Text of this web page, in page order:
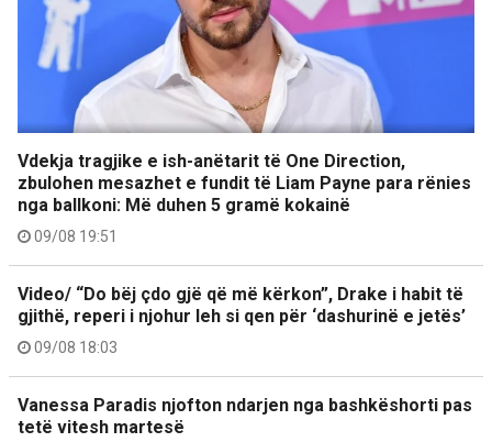
Vdekja tragjike e ish-anëtarit të One Direction,
zbulohen mesazhet e fundit të Liam Payne para rënies
nga ballkoni: Më duhen 5 gramë kokainë
09/08 19:51
Video/ “Do bëj çdo gjë që më kërkon”, Drake i habit të
gjithë, reperi i njohur leh si qen për ‘dashurinë e jetës’
09/08 18:03
Vanessa Paradis njofton ndarjen nga bashkëshorti pas
tetë vitesh martesë